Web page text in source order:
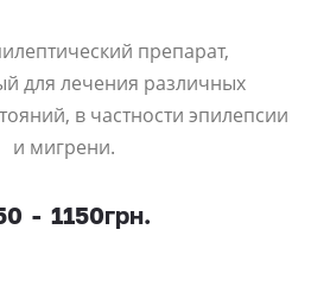
препарат,
для лечения различных
в частности эпилепсии
и мигрени.
- 1150грн.